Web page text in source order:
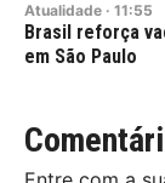
Atualidade · 11:55
Brasil reforça
em São Paulo